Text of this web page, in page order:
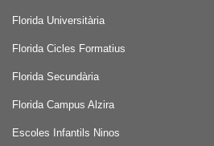
Florida Universitària
Florida Cicles Formatius
Florida Secundària
Florida Campus Alzira
Escoles Infantils Ninos